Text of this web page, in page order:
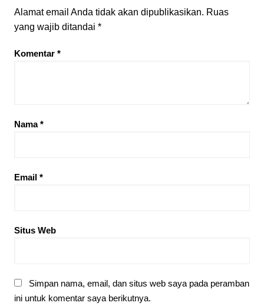
Alamat email Anda tidak akan dipublikasikan. Ruas
yang wajib ditandai *
Komentar *
Nama*
Email *
Situs Web
Simpan nama, email, dan situs web saya pada peramban
ini untuk komentar saya berikutnya.